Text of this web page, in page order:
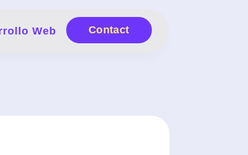
Web Contact